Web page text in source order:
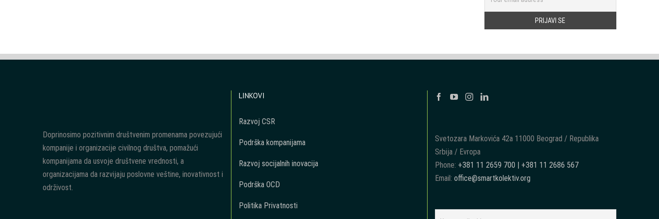
Doprinosimo pozitivnim društvenim promenama povezujući
kompanije i organizacije civilnog društva, pomažući
kompanijama da usvoje društvene vrednosti, a
organizacijama da razvijaju poslovne veštine, inovativnost i
održivost.
LINKOVI
Razvoj CSR
Podrška kompanijama
Razvoj socijalnih inovacija
Podrška OCD
Politika Privatnosti
Svetozara Markovića 42a 11000 Beograd / Republika
Srbija / Evropa
Phone: +381 11 2659 700 | +381 11 2686 567
Email: office@smartkolektiv.org